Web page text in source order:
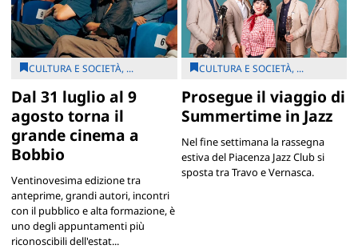
CULTURA E SOCIETÀ, ...
Dal 31 luglio al 9
agosto torna il
grande cinema a
Bobbio
Ventinovesima edizione tra
anteprime, grandi autori, incontri
con il pubblico e alta formazione, è
uno degli appuntamenti più
riconoscibili dell'estat...
CULTURA E SOCIETÀ, ...
Prosegue il viaggio di
Summertime in Jazz
Nel fine settimana la rassegna
estiva del Piacenza Jazz Club si
sposta tra Travo e Vernasca.